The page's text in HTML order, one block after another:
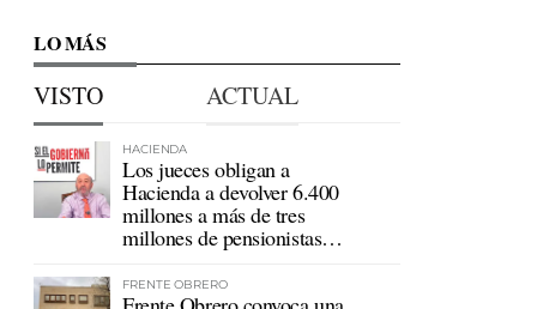
LO MÁS
VISTO ACTUAL
HACIENDA
Los jueces obligan a
Hacienda a devolver 6.400
millones a más de tres
millones de pensionistas
FRENTE OBRERO